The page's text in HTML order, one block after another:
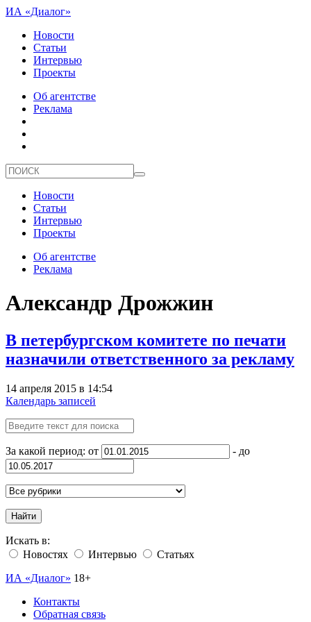
ИА «Диалог»
Новости
Статьи
Интервью
Проекты
Об агентстве
Реклама
Новости
Статьи
Интервью
Проекты
Об агентстве
Реклама
Александр Дрожжин
В петербургском комитете по печати
назначили ответственного за рекламу
14 апреля 2015 в 14:54
Календарь записей
За какой период: от - до
Найти
Искать в:
Новостях
Интервью
Статьях
ИА «Диалог» 18+
Контакты
Обратная связь